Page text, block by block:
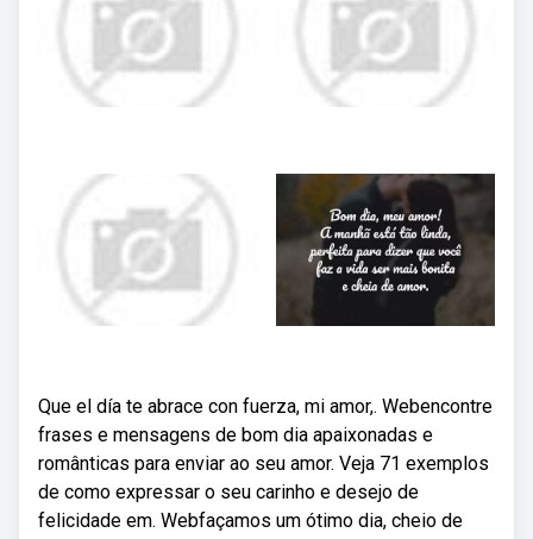
Que el día te abrace con fuerza, mi amor,. Webencontre
frases e mensagens de bom dia apaixonadas e
românticas para enviar ao seu amor. Veja 71 exemplos
de como expressar o seu carinho e desejo de
felicidade em. Web⁠façamos um ótimo dia, cheio de